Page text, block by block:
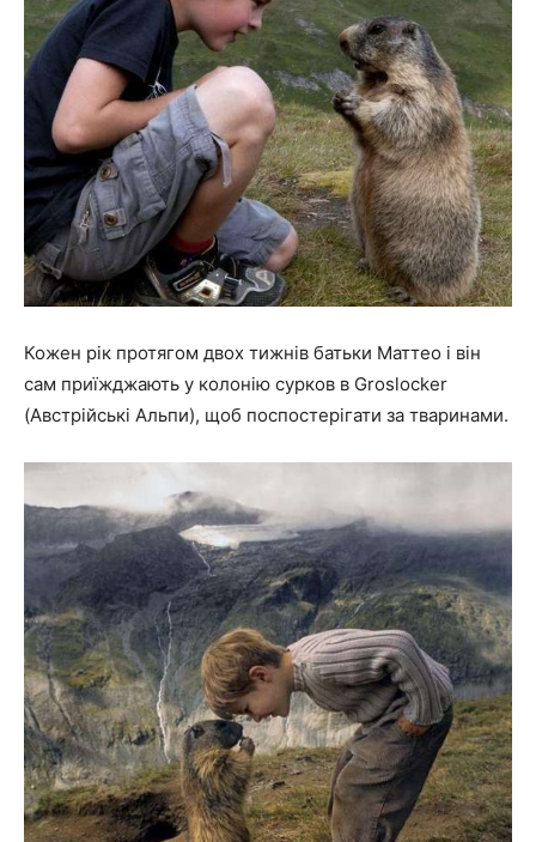
Кожен рік протягом двох тижнів батьки Маттео і він
сам приїжджають у колонію сурков в Groslocker
(Австрійські Альпи), щоб поспостерігати за тваринами.